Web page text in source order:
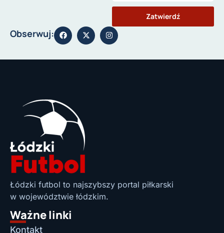
Zatwierdź
Obserwuj:
Łódzki futbol to najszybszy portal piłkarski
w województwie łódzkim.
Ważne linki
Kontakt